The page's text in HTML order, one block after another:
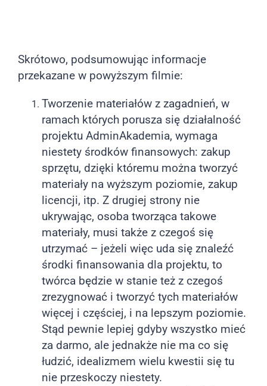
Skrótowo, podsumowując informacje
przekazane w powyższym filmie:
Tworzenie materiałów z zagadnień, w
ramach których porusza się działalność
projektu AdminAkademia, wymaga
niestety środków finansowych: zakup
sprzętu, dzięki któremu można tworzyć
materiały na wyższym poziomie, zakup
licencji, itp. Z drugiej strony nie
ukrywając, osoba tworząca takowe
materiały, musi także z czegoś się
utrzymać – jeżeli więc uda się znaleźć
środki finansowania dla projektu, to
twórca będzie w stanie też z czegoś
zrezygnować i tworzyć tych materiałów
więcej i częściej, i na lepszym poziomie.
Stąd pewnie lepiej gdyby wszystko mieć
za darmo, ale jednakże nie ma co się
łudzić, idealizmem wielu kwestii się tu
nie przeskoczy niestety.